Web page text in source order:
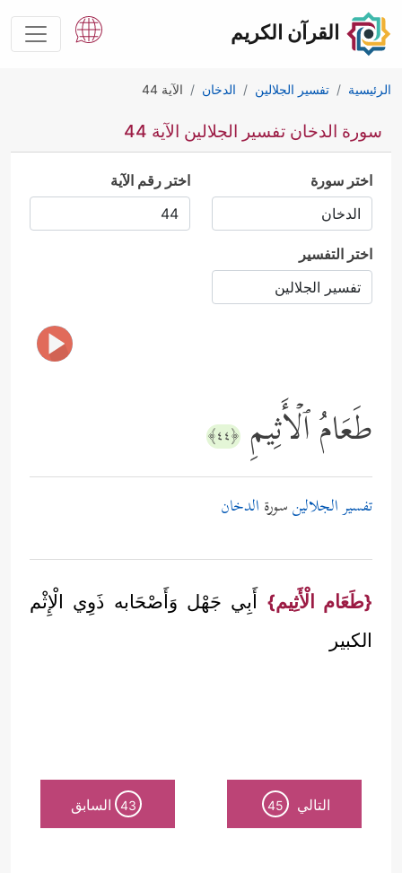
القرآن الكريم
الرئيسية تفسير الجلالين الدخان الآية 44
سورة الدخان تفسير الجلالين الآية 44
اختر سورة اختر رقم الآية
اختر التفسير
طَعَامُ ٱلۡأَثِیمِ ﴿٤٤﴾
تفسير الجلالينسورة الدخان
{طَعَام الْأَثِيم} أَبِي جَهْل وَأَصْحَابه ذَوِي الْإِثْم
الكبير
التالي 45
43 السابق